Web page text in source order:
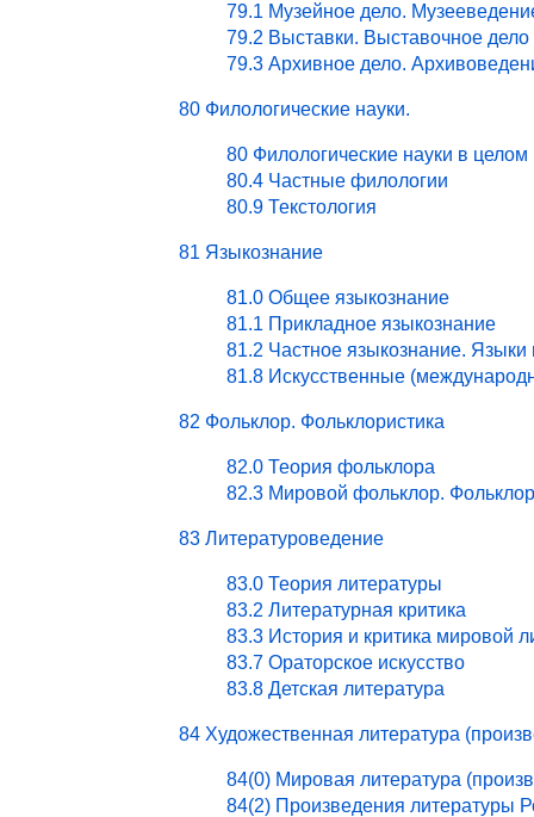
79.1 Музейное дело.
79.2 Выставки. Выставочное дело
79.3 Архивное дело.
80 Филологические науки.
80 Филологические науки в целом
80.4 Частные филологии
80.9 Текстология
81 Языкознание
81.0 Общее языкознание
81.1 Прикладное языкознание
81.2 Частное языкознание. Языки
81.8 Искусственные
82 Фольклор. Фольклористика
82.0 Теория фольклора
82.3 Мировой фольклор.
83 Литературоведение
83.0 Теория литературы
83.2 Литературная критика
83.3 История и критика мировой
83.7 Ораторское искусство
83.8 Детская литература
84 Художественная литература
84(0) Мировая литература
84(2) Произведения литературы